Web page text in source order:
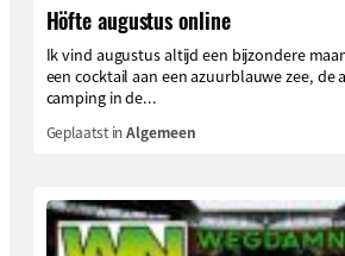
Höfte augustus online
Ik vind augustus altijd een bijzondere
een cocktail aan een azuurblauwe zee, de
camping in de...
Geplaatst inAlgemeen